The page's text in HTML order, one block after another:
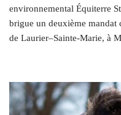
environnemental Équiterre
brigue un deuxième mandat
de Laurier–Sainte-Marie, à